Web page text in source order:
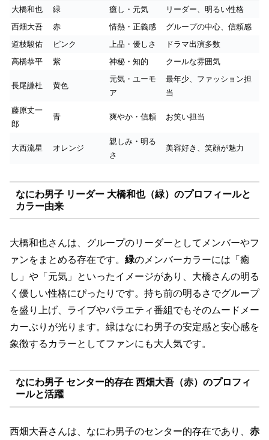
大橋和也 緑 癒し・元気
リーダー、明るい性格
西畑大吾
赤 情熱・正義感
グループの中心、信頼感
道枝駿佑
ピンク 上品・優しさ
ドラマ出演多数
高橋恭平
紫 神秘・知的 クールな雰囲気
長尾謙杜 黄色
元気・ユーモ
ア
最年少、ファッション担
当
藤原丈一
郎
青 爽やか・信頼 お笑い担当
大西流星 オレンジ
親しみ・明る
さ
美容好き、笑顔が魅力
なにわ男子 リーダー 大橋和也（緑）のプロフィールと
カラー由来
大橋和也さんは、グループのリーダーとしてメンバーやフ
ァンをまとめる存在です。 緑のメンバーカラーには「癒
し」や「元気」といったイメージがあり、大橋さんの明る
く優しい性格にぴったりです。持ち前の明るさでグループ
を盛り上げ、ライブやバラエティ番組でもそのムードメー
カーぶりが光ります。緑はなにわ男子の安定感と安心感を
象徴するカラーとしてファンにも大人気です。
なにわ男子 センター的存在 西畑大吾（赤）のプロフィ
ールと活躍
西畑大吾さんは、なにわ男子のセンター的存在であり、 赤